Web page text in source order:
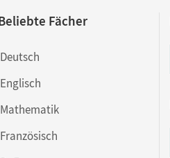
Fächer
Deutsch
Englisch
Mathematik
Französisch